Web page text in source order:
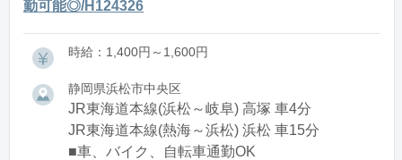
勤可能◎/H124326
時給：1,400円～1,600円
静岡県浜松市中央区
JR東海道本線(浜松～岐阜) 高塚 車4分
JR東海道本線(熱海～浜松) 浜松 車15分
■車、バイク、自転車通勤OK